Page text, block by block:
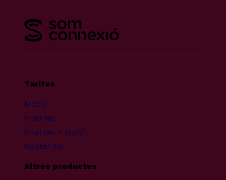
Tarifes
Mòbil
Internet
Internet + mòbil
Router 5G
Altres productes